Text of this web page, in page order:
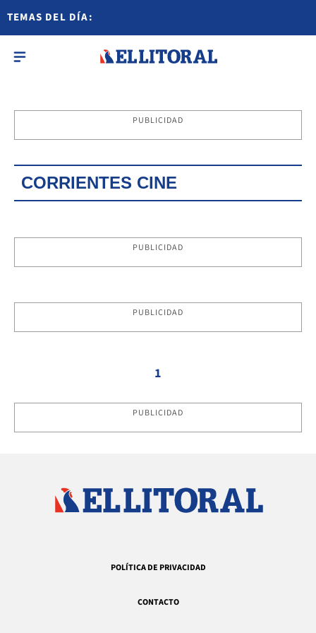
TEMAS DEL DÍA:
PUBLICIDAD
CORRIENTES CINE
PUBLICIDAD
PUBLICIDAD
1
PUBLICIDAD
POLÍTICA DE PRIVACIDAD
CONTACTO